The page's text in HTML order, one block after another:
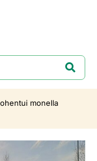
monella